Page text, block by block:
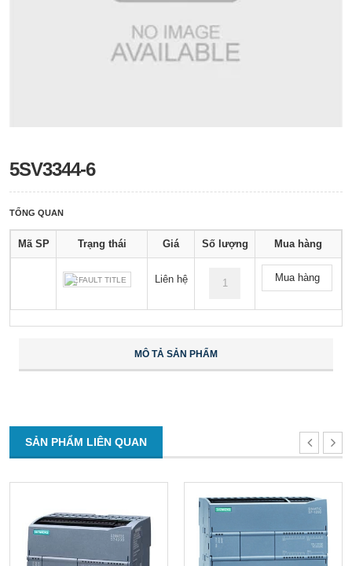
5SV3344-6
TỔNG QUAN
Mã SP Trạng thái Giá Số lượng Mua hàng
DEFAULT TITLE Liên hệ Mua hàng
MÔ TẢ SẢN PHẨM
SẢN PHẨM LIÊN QUAN